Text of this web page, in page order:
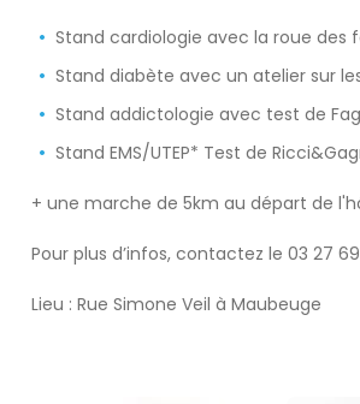
Stand cardiologie avec la roue des
Stand diabète avec un atelier sur
Stand addictologie avec test de
Stand EMS/UTEP* Test de
+ une marche de 5km au départ de
Pour plus d’infos, contactez le 03 27
Lieu : Rue Simone Veil à Maubeuge